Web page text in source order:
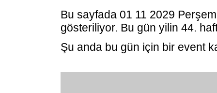
Bu sayfada 01 11 2029
gösteriliyor. Bu gün yilin 44.
Şu anda bu gün için bir event